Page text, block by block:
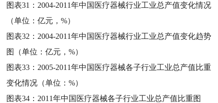
图表31： 2004-2011年中国医疗器械行业工业总产值变化情况
（单位：亿元，%）
图表32： 2004-2011年中国医疗器械行业工业总产值变化趋势
图（单位：亿元，%）
图表33： 2005-2011年中国医疗器械各子行业工业总产值比重
变化情况（单位：%）
图表34： 2011年中国医疗器械各子行业工业总产值比重图